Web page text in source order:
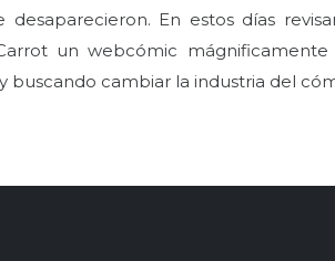
desaparecieron. En estos días
un webcómic mágnificamente
buscando cambiar la industria del